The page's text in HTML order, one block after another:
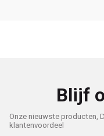
Blijf
Onze nieuwste producten,
klantenvoordeel